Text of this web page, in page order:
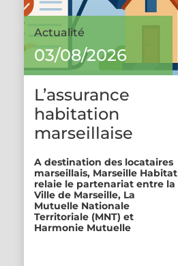
Actualité
03/08/2026
L’assurance
habitation
marseillaise
A destination des locataires
marseillais, Marseille Habitat
relaie le partenariat entre la
Ville de Marseille, La
Mutuelle Nationale
Territoriale (MNT) et
Harmonie Mutuelle